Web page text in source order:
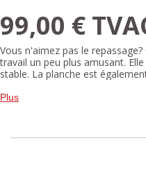
99,00 €
Vous n'aimez pas le
travail un peu plus amusant.
stable. La planche est
réglable.
Plus